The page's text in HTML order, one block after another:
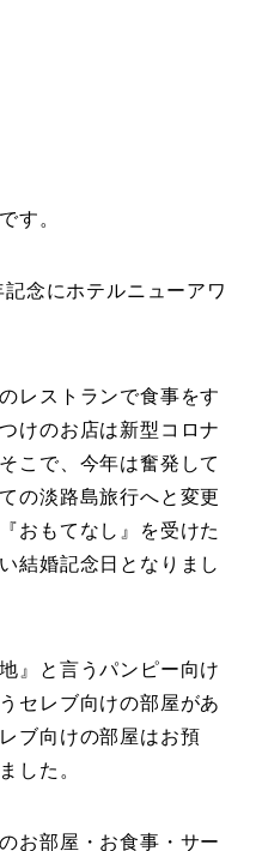
す。
念にホテルニューアワ
レストランで食事をす
けのお店は新型コロナ
こで、今年は奮発して
の淡路島旅行へと変更
おもてなし』を受けた
結婚記念日となりまし
』と言うパンピー向け
セレブ向けの部屋があ
ブ向けの部屋はお預
した。
お部屋・お食事・サー